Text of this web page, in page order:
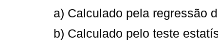
a) Calculado pela regressão
b) Calculado pelo teste